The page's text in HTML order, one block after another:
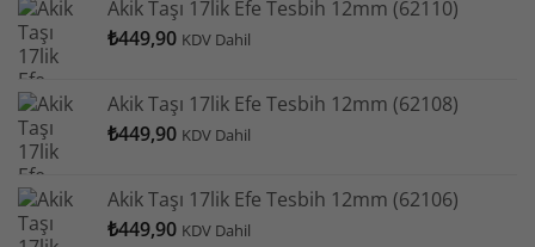
Akik Taşı 17lik Efe Tesbih 12mm (62110)
₺449,90 KDV Dahil
Akik Taşı 17lik Efe Tesbih 12mm (62108)
₺449,90 KDV Dahil
Akik Taşı 17lik Efe Tesbih 12mm (62106)
₺449,90 KDV Dahil